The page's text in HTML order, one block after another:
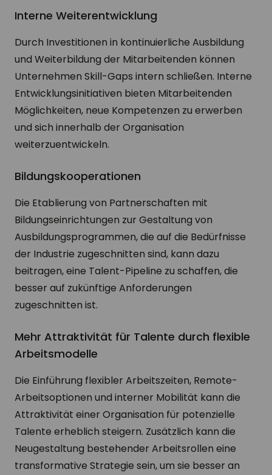
Interne Weiterentwicklung
Durch Investitionen in kontinuierliche Ausbildung
und Weiterbildung der Mitarbeitenden können
Unternehmen Skill-Gaps intern schließen. Interne
Entwicklungsinitiativen bieten Mitarbeitenden
Möglichkeiten, neue Kompetenzen zu erwerben
und sich innerhalb der Organisation
weiterzuentwickeln.
Bildungskooperationen
Die Etablierung von Partnerschaften mit
Bildungseinrichtungen zur Gestaltung von
Ausbildungsprogrammen, die auf die Bedürfnisse
der Industrie zugeschnitten sind, kann dazu
beitragen, eine Talent-Pipeline zu schaffen, die
besser auf zukünftige Anforderungen
zugeschnitten ist.
Mehr Attraktivität für Talente durch flexible
Arbeitsmodelle
Die Einführung flexibler Arbeitszeiten, Remote-
Arbeitsoptionen und interner Mobilität kann die
Attraktivität einer Organisation für potenzielle
Talente erheblich steigern. Zusätzlich kann die
Neugestaltung bestehender Arbeitsrollen eine
transformative Strategie sein, um sie besser an